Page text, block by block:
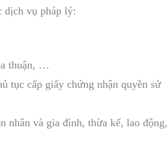
dịch vụ pháp lý:
thuận, …
tục cấp giấy chứng nhận quyền sử
nhân và gia đình, thừa kế, lao động,